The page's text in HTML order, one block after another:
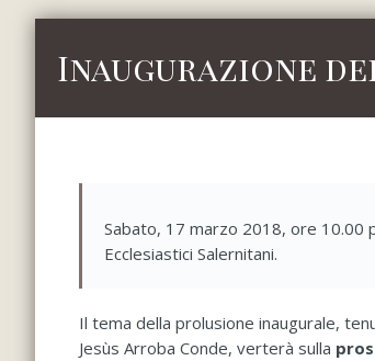
Inaugurazione
Sabato, 17 marzo 2018, ore 10.00
Ecclesiastici Salernitani.
Il tema della prolusione inaugurale,
Jesùs Arroba Conde, verterà sulla